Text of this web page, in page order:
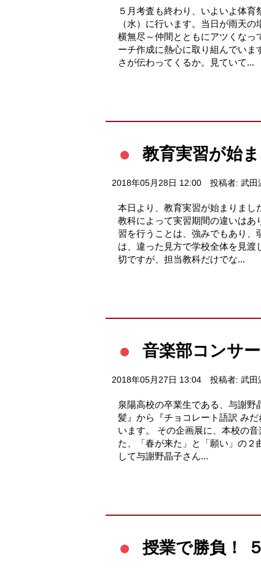
５月考査も終わり、いよいよ体
（水）に行います。当日が雨天
横無尽～仲間とともにアツくなっ
ーチ作成に熱心に取り組んでい
さが伝わってくるか。見ていて...
教育実習が始
2018年05月28日 12:00 投稿者: 武田
本日より、教育実習が始まりまし
教科によって実習期間の違いはあ
習を行うことは、強みでもあり、
は、違った見方で学校全体を見
切ですが、担当教科だけでな...
音楽部コンサ
2018年05月27日 13:04 投稿者: 武田
泉陽高校の卒業生である、与謝
髪』から『チョコレート語訳 み
います。 その企画展に、本校の
た、「春が来た」と「願い」の
して与謝野晶子さん...
授業で勝負！ ５